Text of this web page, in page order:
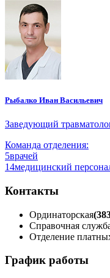
Рыбалко Иван Васильевич
Заведующий
Команда отделения:
5врачей
14медицинский
Контакты
Ординаторская
Справочная
Отделение
График работы